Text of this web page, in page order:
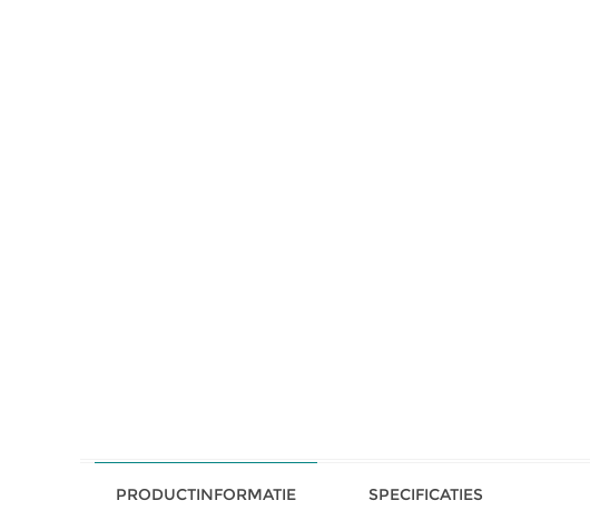
PRODUCTINFORMATIE SPECIFICATIES